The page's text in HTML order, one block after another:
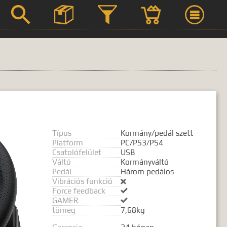
kifejezést.
Típus
Kormány/pedál szett
Platform
PC/PS3/PS4
Csatolófelület
USB
Váltó
Kormányváltó
Pedál
Három pedálos
Vibrációs funkció

Force feedback 
GAMER 
tömeg
7,68kg